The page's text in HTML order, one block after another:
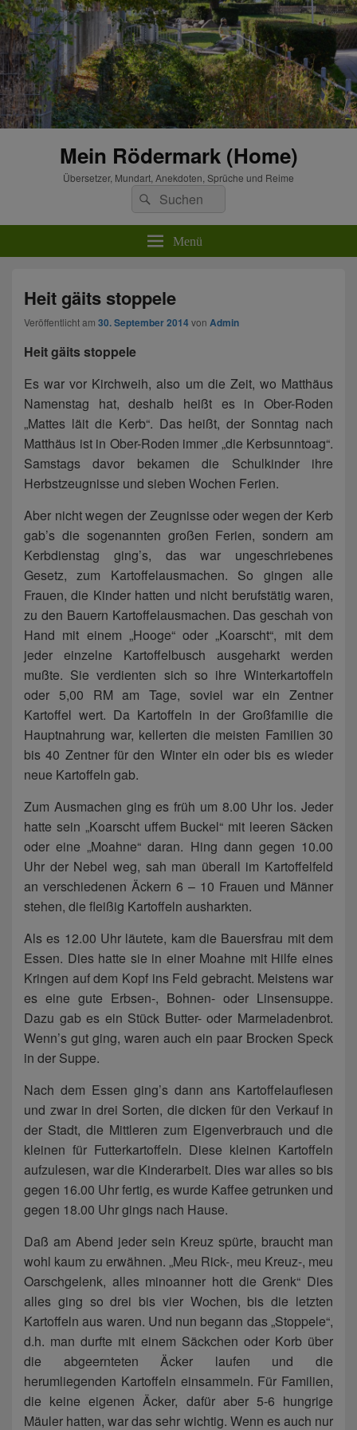
Mein Rödermark (Home)
Übersetzer, Mundart, Anekdoten, Sprüche und Reime
Suchen
nach:
Suchen
Menü
Heit gäits stoppele
Veröffentlicht am 30. September 2014von Admin
Heit gäits stoppele
Es war vor Kirchweih, also um die Zeit, wo Matthäus
Namenstag hat, deshalb heißt es in Ober-Roden
„Mattes läit die Kerb“. Das heißt, der Sonntag nach
Matthäus ist in Ober-Roden immer „die Kerbsunntoag“.
Samstags davor bekamen die Schulkinder ihre
Herbstzeugnisse und sieben Wochen Ferien.
Aber nicht wegen der Zeugnisse oder wegen der Kerb
gab’s die sogenannten großen Ferien, sondern am
Kerbdienstag ging’s, das war ungeschriebenes
Gesetz, zum Kartoffelausmachen. So gingen alle
Frauen, die Kinder hatten und nicht berufstätig waren,
zu den Bauern Kartoffelausmachen. Das geschah von
Hand mit einem „Hooge“ oder „Koarscht“, mit dem
jeder einzelne Kartoffelbusch ausgeharkt werden
mußte. Sie verdienten sich so ihre Winterkartoffeln
oder 5,00 RM am Tage, soviel war ein Zentner
Kartoffel wert. Da Kartoffeln in der Großfamilie die
Hauptnahrung war, kellerten die meisten Familien 30
bis 40 Zentner für den Winter ein oder bis es wieder
neue Kartoffeln gab.
Zum Ausmachen ging es früh um 8.00 Uhr los. Jeder
hatte sein „Koarscht uffem Buckel“ mit leeren Säcken
oder eine „Moahne“ daran. Hing dann gegen 10.00
Uhr der Nebel weg, sah man überall im Kartoffelfeld
an verschiedenen Äckern 6 – 10 Frauen und Männer
stehen, die fleißig Kartoffeln ausharkten.
Als es 12.00 Uhr läutete, kam die Bauersfrau mit dem
Essen. Dies hatte sie in einer Moahne mit Hilfe eines
Kringen auf dem Kopf ins Feld gebracht. Meistens war
es eine gute Erbsen-, Bohnen- oder Linsensuppe.
Dazu gab es ein Stück Butter- oder Marmeladenbrot.
Wenn’s gut ging, waren auch ein paar Brocken Speck
in der Suppe.
Nach dem Essen ging’s dann ans Kartoffelauflesen
und zwar in drei Sorten, die dicken für den Verkauf in
der Stadt, die Mittleren zum Eigenverbrauch und die
kleinen für Futterkartoffeln. Diese kleinen Kartoffeln
aufzulesen, war die Kinderarbeit. Dies war alles so bis
gegen 16.00 Uhr fertig, es wurde Kaffee getrunken und
gegen 18.00 Uhr gings nach Hause.
Daß am Abend jeder sein Kreuz spürte, braucht man
wohl kaum zu erwähnen. „Meu Rick-, meu Kreuz-, meu
Oarschgelenk, alles minoanner hott die Grenk“ Dies
alles ging so drei bis vier Wochen, bis die letzten
Kartoffeln aus waren. Und nun begann das „Stoppele“,
d.h. man durfte mit einem Säckchen oder Korb über
die abgeernteten Äcker laufen und die
herumliegenden Kartoffeln einsammeln. Für Familien,
die keine eigenen Äcker, dafür aber 5-6 hungrige
Mäuler hatten, war das sehr wichtig. Wenn es auch nur